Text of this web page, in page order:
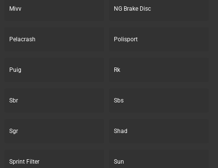
Mivv NG Brake Disc
Pelacrash Polisport
Puig Rk
Sbr Sbs
Sgr Shad
Sprint Filter Sun